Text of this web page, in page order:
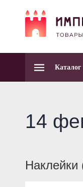
Каталог
14
Наклейки